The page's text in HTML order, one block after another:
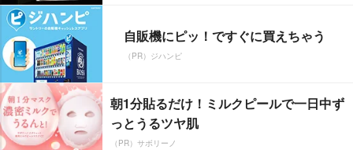
自販機にピッ！ですぐに買えちゃう
（PR）ジハンピ
朝1分貼るだけ！ミルクピールで一日中ず
っとうるツヤ肌
（PR）サボリーノ